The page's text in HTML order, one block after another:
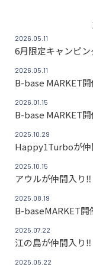
2026.05.11
6月限定キャンピ
2026.05.11
B-base MARKET
2026.01.15
B-base MARKET
2025.10.29
Happy1Turboが仲
2025.10.15
アウルが仲間入り‼
2025.08.19
B-baseMARKET開
2025.07.22
江の島が仲間入り‼
2025.05.22